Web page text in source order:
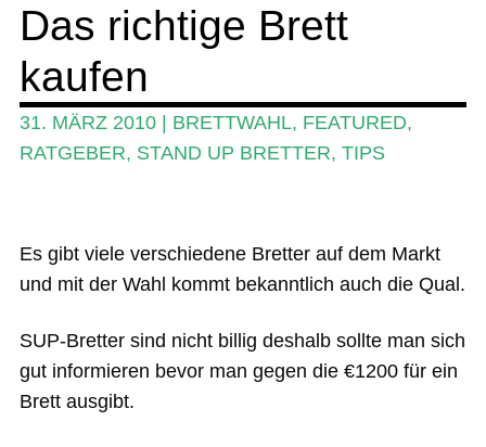
Ratgeber
Mein Konto
Das richtige Brett
kaufen
31. MÄRZ 2010| BRETTWAHL, FEATURED,
RATGEBER, STAND UP BRETTER, TIPS
Es gibt viele verschiedene Bretter auf dem Markt
und mit der Wahl kommt bekanntlich auch die Qual.
SUP-Bretter sind nicht billig deshalb sollte man sich
gut informieren bevor man gegen die €1200 für ein
Brett ausgibt.